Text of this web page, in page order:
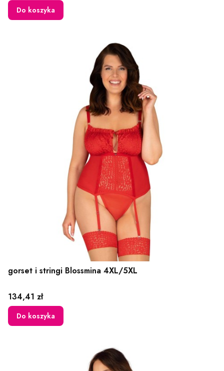
Do koszyka
gorset i stringi Blossmina 4XL/5XL
Cena
134,41 zł
Do koszyka